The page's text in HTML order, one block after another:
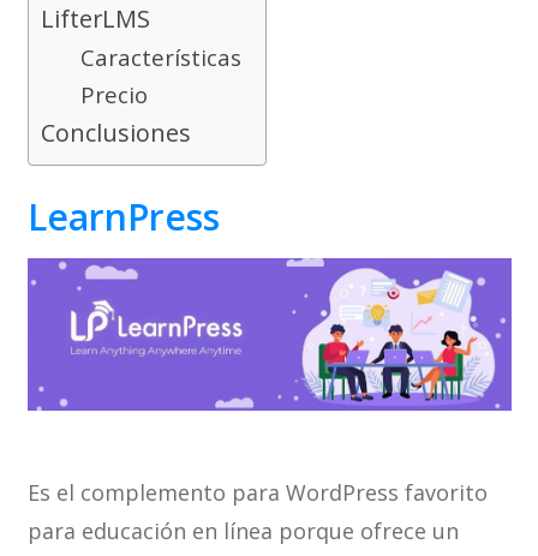
LifterLMS
Características
Precio
Conclusiones
LearnPress
Es el complemento para WordPress favorito
para educación en línea porque ofrece un